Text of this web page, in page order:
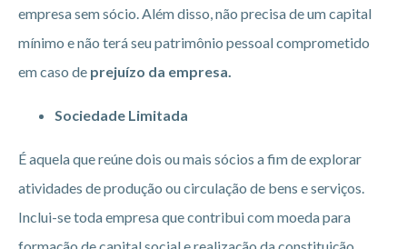
empresa sem sócio. Além disso, não precisa de um capital
mínimo e não terá seu patrimônio pessoal comprometido
em caso de prejuízo da empresa.
Sociedade Limitada
É aquela que reúne dois ou mais sócios a fim de explorar
atividades de produção ou circulação de bens e serviços.
Inclui-se toda empresa que contribui com moeda para